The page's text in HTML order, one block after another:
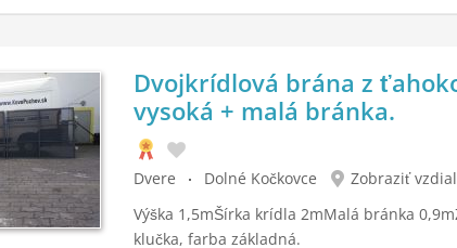
Dvojkrídlová brána z
vysoká + malá bránka.
Dvere Dolné Kočkovce
Zobraziť
Výška 1,5mŠírka krídla 2mMalá bránka
klučka, farba základná.